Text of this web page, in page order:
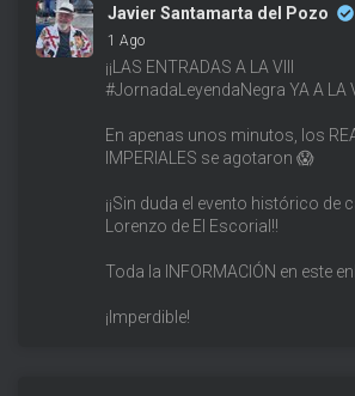
Javier Santamarta del Pozo
1 Ago
¡¡LAS ENTRADAS A LA VIII
#JornadaLeyendaNegra YA A LA
En apenas unos minutos, los
IMPERIALES se agotaron 😱
¡¡Sin duda el evento histórico de
Lorenzo de El Escorial!!
Toda la INFORMACIÓN en este
¡Imperdible!